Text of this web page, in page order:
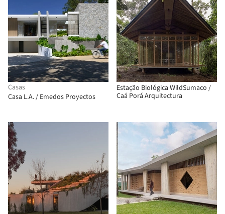
Casas
Casa L.A. / Emedos Proyectos
Estação Biológica WildSumaco /
Caá Porá Arquitectura